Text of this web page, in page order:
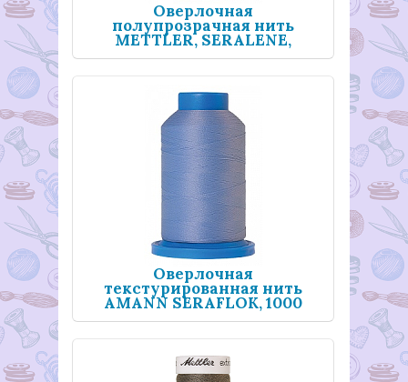
Оверлочная
полупрозрачная нить
METTLER, SERALENE,
2000 м 18
Оверлочная
текстурированная нить
AMANN SERAFLOK, 1000
м 31